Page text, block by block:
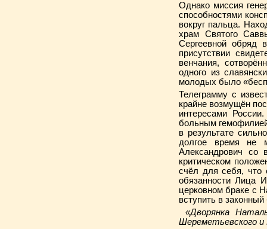
Однако миссия
способностями
вокруг пальца.
храм Святого
Сергеевной обряд
присутствии
венчания,
одного из
молодых было
Телеграмму с
крайне возмущён
интересами
больным
в результате
долгое время не
Александрович со
критическом
счёл для себя, что
обязанности Лица
церковном браке с
вступить в
«Дворянка
Шереметьевского